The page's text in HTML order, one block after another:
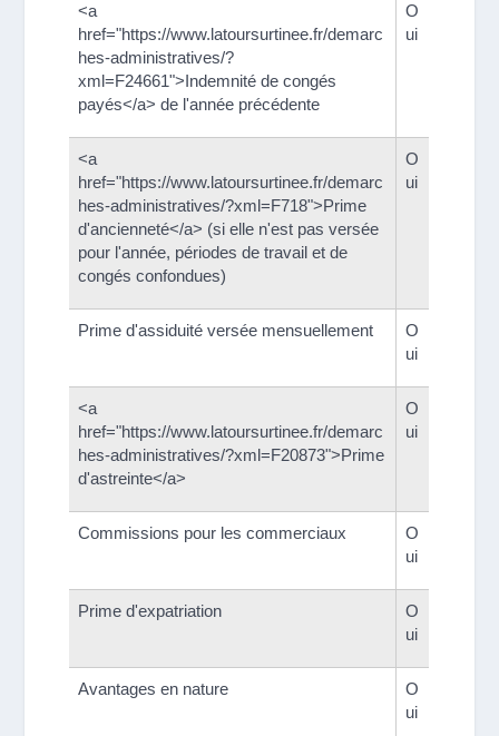
<a
href="https://www.latoursurtinee.fr/demarc
hes-administratives/?
xml=F24661">Indemnité de congés
payés</a> de l'année précédente
O
ui
<a
href="https://www.latoursurtinee.fr/demarc
hes-administratives/?xml=F718">Prime
d'ancienneté</a> (si elle n'est pas versée
pour l'année, périodes de travail et de
congés confondues)
O
ui
Prime d'assiduité versée mensuellement
O
ui
<a
href="https://www.latoursurtinee.fr/demarc
hes-administratives/?xml=F20873">Prime
d'astreinte</a>
O
ui
Commissions pour les commerciaux
O
ui
Prime d'expatriation
O
ui
Avantages en nature
O
ui